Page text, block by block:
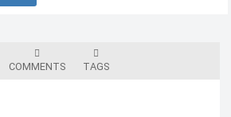
COMMENTS TAGS